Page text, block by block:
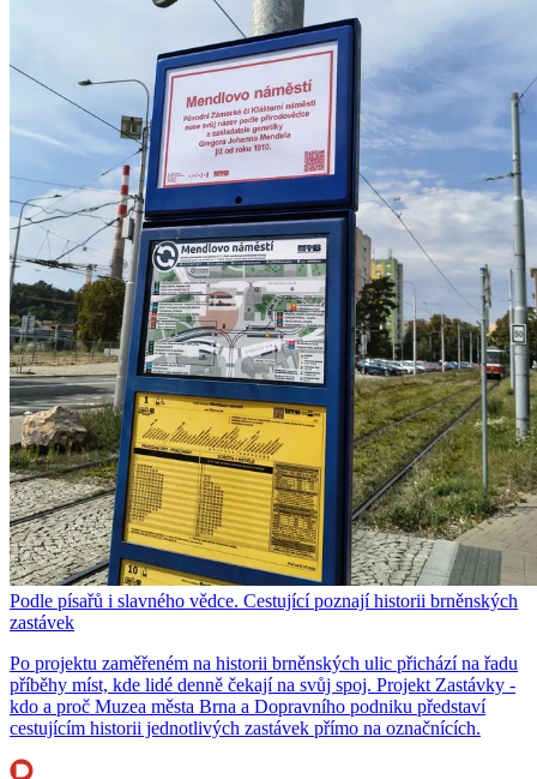
Podle písařů i slavného vědce. Cestující poznají historii brněnských
zastávek
Po projektu zaměřeném na historii brněnských ulic přichází na řadu
příběhy míst, kde lidé denně čekají na svůj spoj. Projekt Zastávky -
kdo a proč Muzea města Brna a Dopravního podniku představí
cestujícím historii jednotlivých zastávek přímo na označnících.